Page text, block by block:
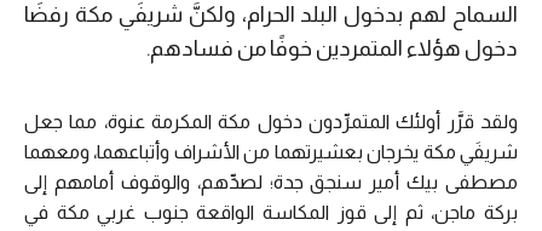
السماح لهم بدخول البلد الحرام، ولكنَّ شريفَي مكة رفضَا
دخول هؤلاء المتمردين خوفًا من فسادهم.
ولقد قرَّر أولئك المتمرِّدون دخول مكة المكرمة عنوة، مما جعل
شريفَي مكة يخرجان بعشيرتهما من الأشراف وأتباعهما، ومعهما
مصطفى بيك أمير سنجق جدة؛ لصدِّهم، والوقوف أمامهم إلى
بركة ماجن، ثم إلى قوز المكاسة الواقعة جنوب غربي مكة في